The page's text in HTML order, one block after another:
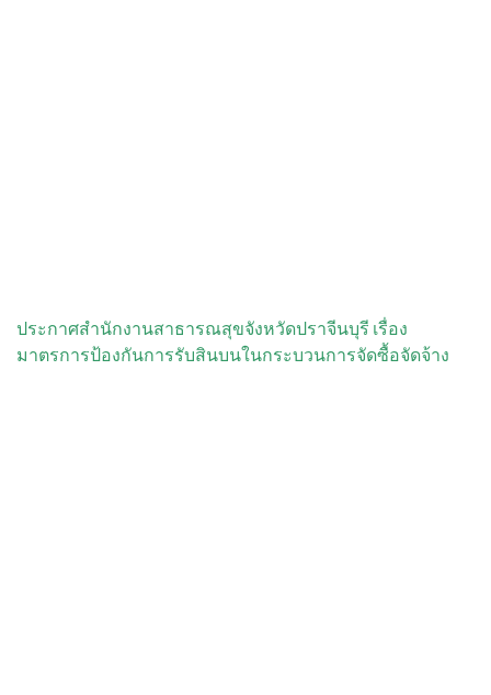
ประกาศสำนักงานสาธารณสุขจังหวัดปราจีนบุรี เรื่อง
มาตรการป้องกันการรับสินบนในกระบวนการจัดซื้อจัดจ้าง